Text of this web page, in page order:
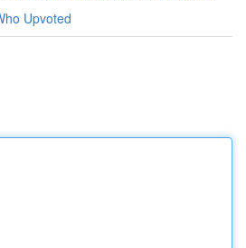
Upvoted